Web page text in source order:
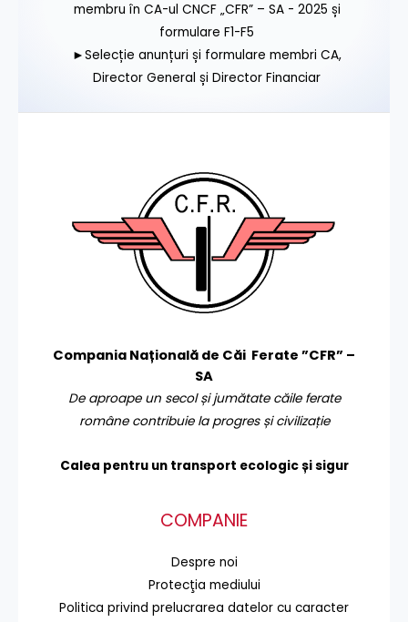
membru în CA-ul CNCF „CFR” – SA - 2025 și
formulare F1-F5
►Selecție anunțuri și formulare membri CA,
Director General și Director Financiar
Compania Națională de Căi Ferate ”CFR” –
SA
De aproape un secol și jumătate căile ferate
române contribuie la progres și civilizație
Calea pentru un transport ecologic și sigur
COMPANIE
Despre noi
Protecţia mediului
Politica privind prelucrarea datelor cu caracter